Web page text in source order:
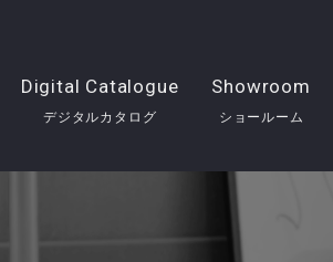
Digital Catalogue
デジタルカタログ
Showroom
ショールーム